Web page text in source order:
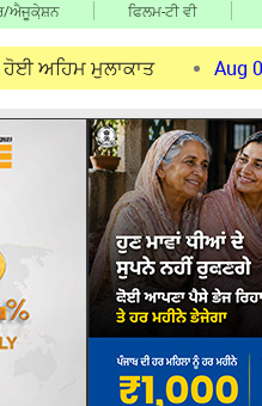
ਐਜੂਕੇ਼ਸ਼ਨ ਫਿਲਮ-ਟੀ ਵੀ
Aug 07, 2026